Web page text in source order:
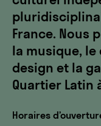
France. Nous
la musique,
design et la
Quartier Latin
Horaires